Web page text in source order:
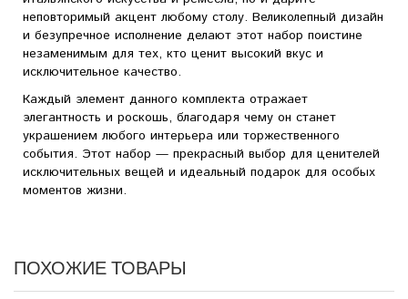
неповторимый акцент любому столу. Великолепный дизайн
и безупречное исполнение делают этот набор поистине
незаменимым для тех, кто ценит высокий вкус и
исключительное качество.
Каждый элемент данного комплекта отражает
элегантность и роскошь, благодаря чему он станет
украшением любого интерьера или торжественного
события. Этот набор — прекрасный выбор для ценителей
исключительных вещей и идеальный подарок для особых
моментов жизни.
ПОХОЖИЕ ТОВАРЫ